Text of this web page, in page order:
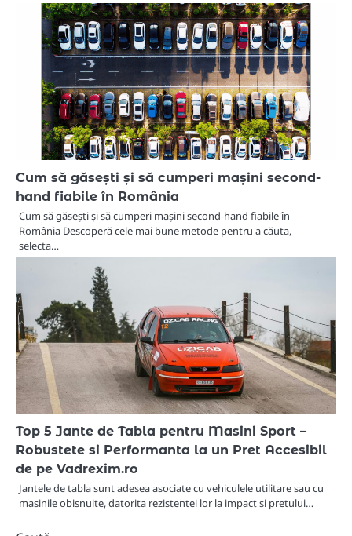
Cum să găsești și să cumperi mașini second-
hand fiabile în România
Cum să găsești și să cumperi mașini second-hand fiabile în
România Descoperă cele mai bune metode pentru a căuta,
selecta…
Top 5 Jante de Tabla pentru Masini Sport –
Robustete si Performanta la un Pret Accesibil
de pe Vadrexim.ro
Jantele de tabla sunt adesea asociate cu vehiculele utilitare sau cu
masinile obisnuite, datorita rezistentei lor la impact si pretului…